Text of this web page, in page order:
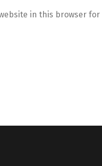
in this browser